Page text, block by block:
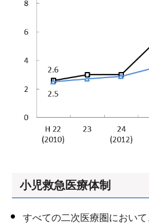
小児救急医療体制
すべての二次医療圏におい